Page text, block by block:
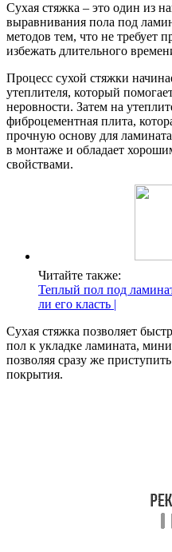
Сухая стяжка – это один из
выравнивания пола под
методов тем, что не требует
избежать длительного
Процесс сухой стяжки
утеплителя, который
неровности. Затем на
фиброцементная плита,
прочную основу для
в монтаже и обладает
свойствами.
Читайте также:
Теплый пол под
ли его класть |
Сухая стяжка позволяет
пол к укладке ламината,
позволяя сразу же
покрытия.